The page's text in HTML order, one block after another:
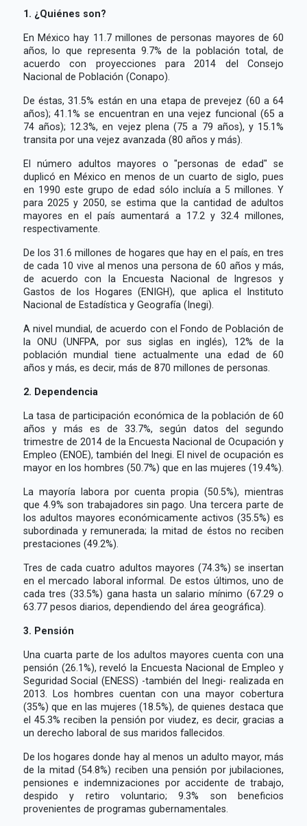
1. ¿Quiénes son?
En México hay 11.7 millones de personas mayores de 60
años, lo que representa 9.7% de la población total, de
acuerdo con proyecciones para 2014 del Consejo
Nacional de Población (Conapo).
De éstas, 31.5% están en una etapa de prevejez (60 a 64
años); 41.1% se encuentran en una vejez funcional (65 a
74 años); 12.3%, en vejez plena (75 a 79 años), y 15.1%
transita por una vejez avanzada (80 años y más).
El número adultos mayores o "personas de edad" se
duplicó en México en menos de un cuarto de siglo, pues
en 1990 este grupo de edad sólo incluía a 5 millones. Y
para 2025 y 2050, se estima que la cantidad de adultos
mayores en el país aumentará a 17.2 y 32.4 millones,
respectivamente.
De los 31.6 millones de hogares que hay en el país, en tres
de cada 10 vive al menos una persona de 60 años y más,
de acuerdo con la Encuesta Nacional de Ingresos y
Gastos de los Hogares (ENIGH), que aplica el Instituto
Nacional de Estadística y Geografía (Inegi).
A nivel mundial, de acuerdo con el Fondo de Población de
la ONU (UNFPA, por sus siglas en inglés), 12% de la
población mundial tiene actualmente una edad de 60
años y más, es decir, más de 870 millones de personas.
2. Dependencia
La tasa de participación económica de la población de 60
años y más es de 33.7%, según datos del segundo
trimestre de 2014 de la Encuesta Nacional de Ocupación y
Empleo (ENOE), también del Inegi. El nivel de ocupación es
mayor en los hombres (50.7%) que en las mujeres (19.4%).
La mayoría labora por cuenta propia (50.5%), mientras
que 4.9% son trabajadores sin pago. Una tercera parte de
los adultos mayores económicamente activos (35.5%) es
subordinada y remunerada; la mitad de éstos no reciben
prestaciones (49.2%).
Tres de cada cuatro adultos mayores (74.3%) se insertan
en el mercado laboral informal. De estos últimos, uno de
cada tres (33.5%) gana hasta un salario mínimo (67.29 o
63.77 pesos diarios, dependiendo del área geográfica).
3. Pensión
Una cuarta parte de los adultos mayores cuenta con una
pensión (26.1%), reveló la Encuesta Nacional de Empleo y
Seguridad Social (ENESS) -también del Inegi- realizada en
2013. Los hombres cuentan con una mayor cobertura
(35%) que en las mujeres (18.5%), de quienes destaca que
el 45.3% reciben la pensión por viudez, es decir, gracias a
un derecho laboral de sus maridos fallecidos.
De los hogares donde hay al menos un adulto mayor, más
de la mitad (54.8%) reciben una pensión por jubilaciones,
pensiones e indemnizaciones por accidente de trabajo,
despido y retiro voluntario; 9.3% son beneficios
provenientes de programas gubernamentales.